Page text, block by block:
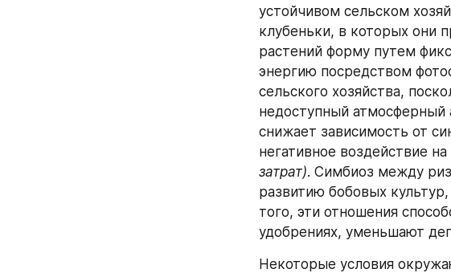
устойчивом сельском
клубеньки, в которых они
растений форму путем
энергию посредством
сельского хозяйства,
недоступный атмосферный
снижает зависимость от
негативное воздействие
затрат). Симбиоз между
развитию бобовых
того, эти отношения
удобрениях, уменьшают
Некоторые условия